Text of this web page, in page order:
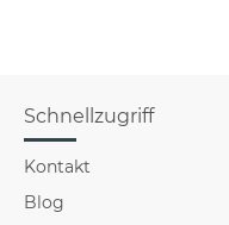
Schnellzugriff
Kontakt
Blog